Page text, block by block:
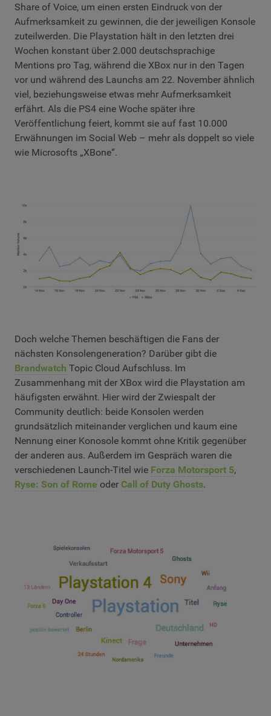
Share of Voice, um einen ersten Eindruck von der
Aufmerksamkeit zu gewinnen, die der jeweiligen Konsole
zuteilwerden. Die Playstation hält in den letzten drei
Wochen konstant über 2.000 deutschsprachige
Mentions pro Tag, während die XBox nur in den Tagen
vor und während des Launchs am 22. November ähnlich
viel, beziehungsweise etwas mehr Aufmerksamkeit
erfährt. Als die PS4 eine Woche später ihre
Veröffentlichung feiert, kommt sie auf fast 10.000
Erwähnungen im Social Web – mehr als doppelt so viele
wie Microsofts „XBone“.
Doch welche Themen beschäftigen die Fans der
nächsten Konsolengeneration? Darüber gibt die
Brandwatch Topic Cloud Aufschluss. Im
Zusammenhang mit der XBox wird die Playstation am
häufigsten erwähnt. Hier wird der Zwiespalt der
Community deutlich: beide Konsolen werden
grundsätzlich miteinander verglichen und kaum eine
Nennung einer Konosole kommt ohne Kritik gegenüber
der anderen aus. Außerdem im Gespräch waren die
verschiedenen Launch-Titel wie Forza Motorsport 5,
Ryse: Son of Rome oder Call of Duty Ghosts.